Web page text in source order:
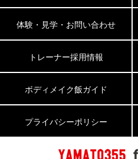
体験・見学・お問い合わせ
トレーナー採用情報
ボディメイク飯ガイド
プライバシーポリシー